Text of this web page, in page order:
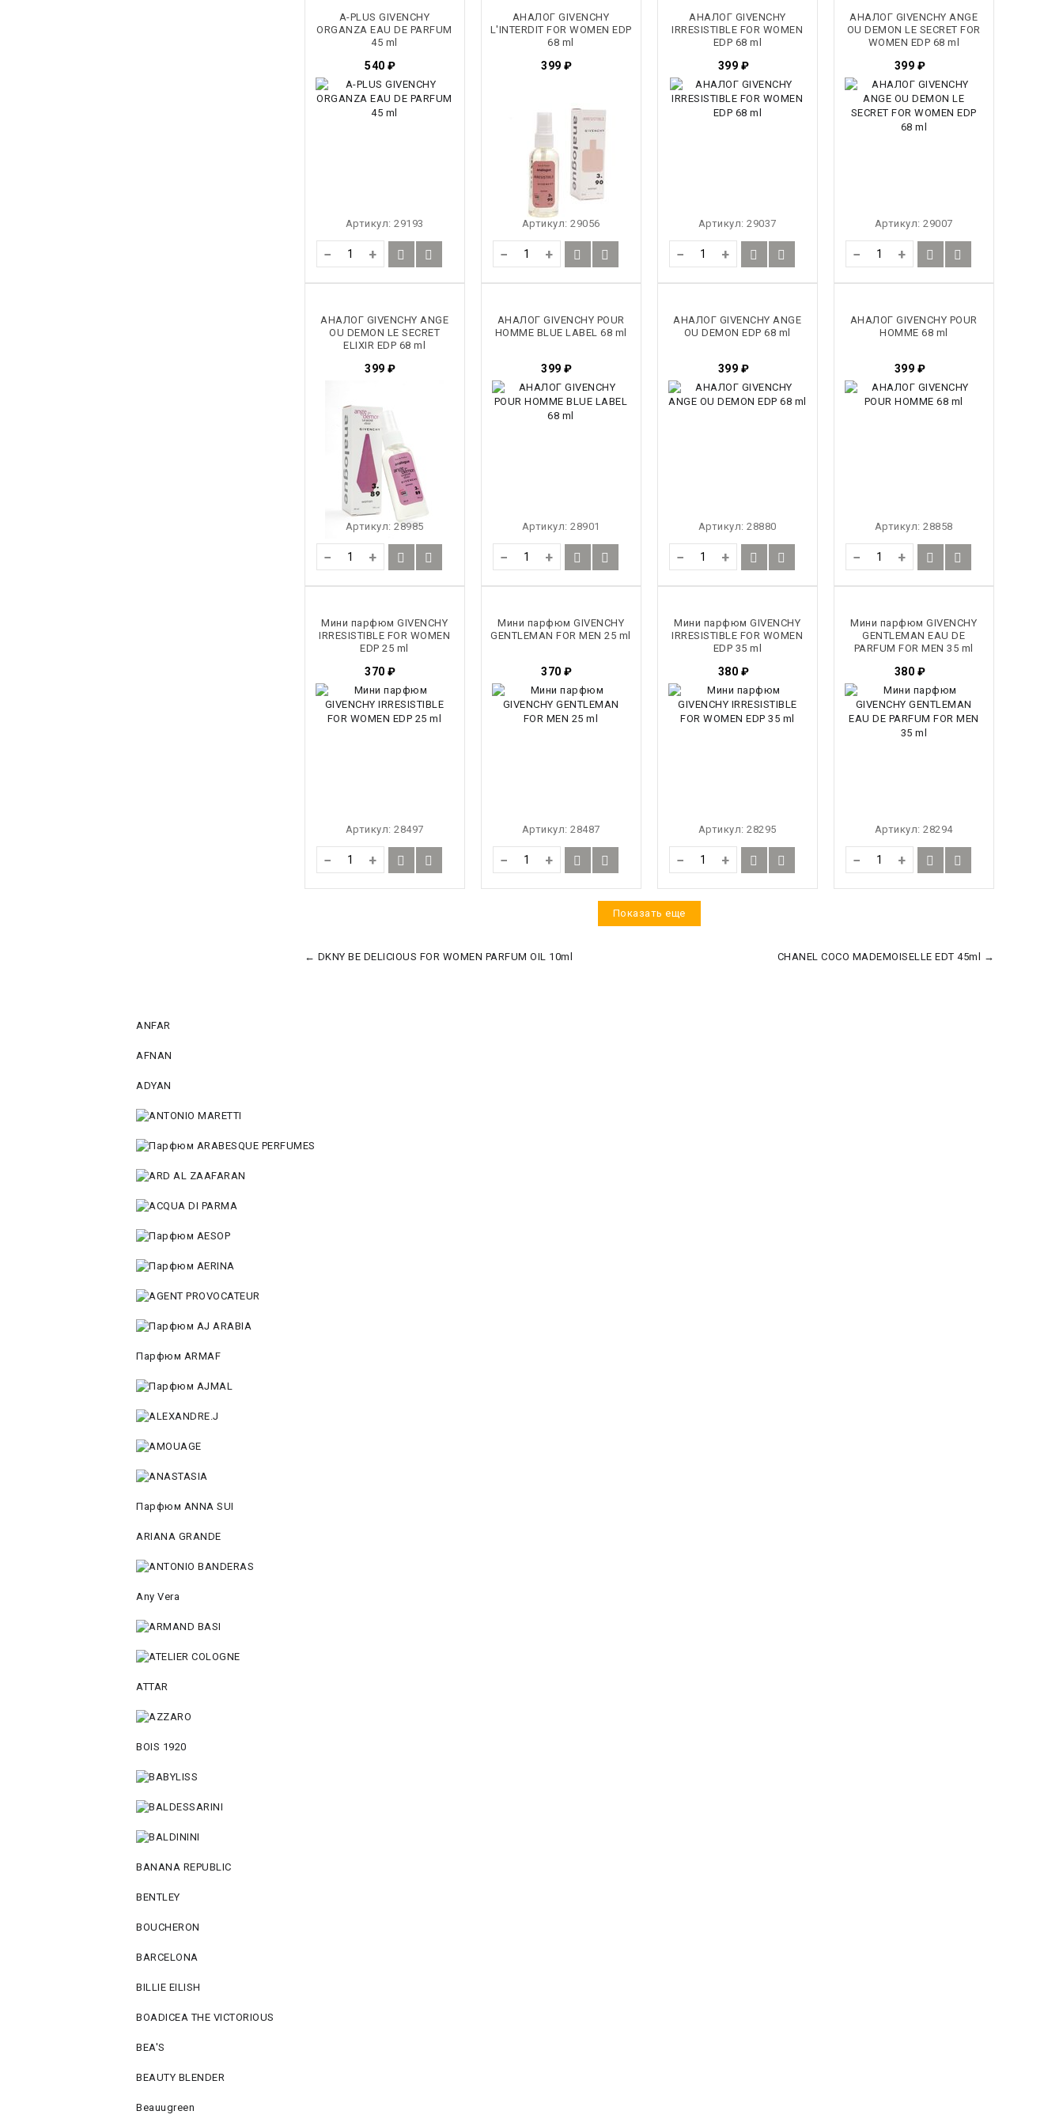
A-PLUS GIVENCHY
ORGANZA EAU DE PARFUM
45 ml
540 ₽
Артикул:29193
− +
АНАЛОГ GIVENCHY
L'INTERDIT FOR WOMEN EDP
68 ml
399 ₽
Артикул:29056
− +
АНАЛОГ GIVENCHY
IRRESISTIBLE FOR WOMEN
EDP 68 ml
399 ₽
Артикул:29037
− +
АНАЛОГ GIVENCHY ANGE
OU DEMON LE SECRET FOR
WOMEN EDP 68 ml
399 ₽
Артикул:29007
− +
АНАЛОГ GIVENCHY ANGE
OU DEMON LE SECRET
ELIXIR EDP 68 ml
399 ₽
Артикул:28985
− +
АНАЛОГ GIVENCHY POUR
HOMME BLUE LABEL 68 ml
399 ₽
Артикул:28901
− +
АНАЛОГ GIVENCHY ANGE
OU DEMON EDP 68 ml
399 ₽
Артикул:28880
− +
АНАЛОГ GIVENCHY POUR
HOMME 68 ml
399 ₽
Артикул:28858
− +
Мини парфюм GIVENCHY
IRRESISTIBLE FOR WOMEN
EDP 25 ml
370 ₽
Артикул:28497
− +
Мини парфюм GIVENCHY
GENTLEMAN FOR MEN 25 ml
370 ₽
Артикул:28487
− +
Мини парфюм GIVENCHY
IRRESISTIBLE FOR WOMEN
EDP 35 ml
380 ₽
Артикул:28295
− +
Мини парфюм GIVENCHY
GENTLEMAN EAU DE
PARFUM FOR MEN 35 ml
380 ₽
Артикул:28294
− +
Показать еще
← DKNY BE DELICIOUS FOR WOMEN PARFUM OIL 10ml CHANEL COCO MADEMOISELLE EDT 45ml →
ANFAR
AFNAN
ADYAN
Парфюм ARMAF
Парфюм ANNA SUI
ARIANA GRANDE
Any Vera
ATTAR
BOIS 1920
BANANA REPUBLIC
BENTLEY
BOUCHERON
BARCELONA
BILLIE EILISH
BOADICEA THE VICTORIOUS
BEA'S
BEAUTY BLENDER
Beauugreen